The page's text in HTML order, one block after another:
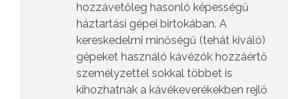
hozzávetőleg hasonló képességű
háztartási gépei birtokában. A
kereskedelmi minőségű (tehát kiváló)
gépeket használó kávézók hozzáértő
személyzettel sokkal többet is
kihozhatnak a kávékeverékekben rejlő